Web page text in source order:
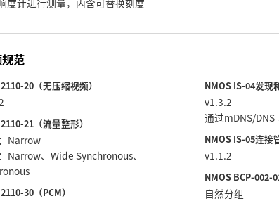
度计进行测量，内含可替换刻度
范
（无压缩视频）
（流量整形）
Narrow
Narrow、Wide Synchronous、
（PCM）
NMOS IS-04发现
v1.3.2
通过mDNS/
NMOS IS‑05连接
v1.1.2
NMOS
自然分组